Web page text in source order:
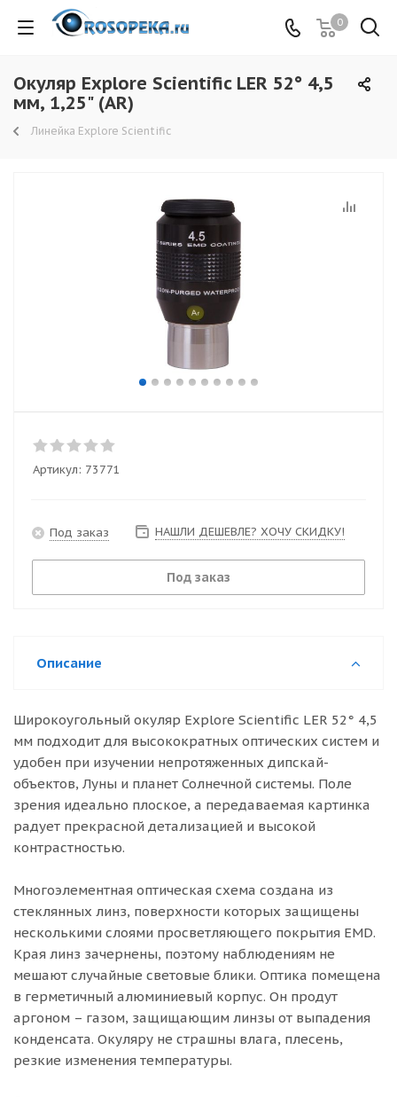
0
Окуляр Explore Scientific LER 52° 4,5
мм, 1,25" (AR)
Линейка Explore Scientific
Артикул: 73771
Под заказ НАШЛИ ДЕШЕВЛЕ? ХОЧУ СКИДКУ!
Под заказ
Описание
Широкоугольный окуляр Explore Scientific LER 52° 4,5
мм подходит для высокократных оптических систем и
удобен при изучении непротяженных дипскай-
объектов, Луны и планет Солнечной системы. Поле
зрения идеально плоское, а передаваемая картинка
радует прекрасной детализацией и высокой
контрастностью.
Многоэлементная оптическая схема создана из
стеклянных линз, поверхности которых защищены
несколькими слоями просветляющего покрытия EMD.
Края линз зачернены, поэтому наблюдениям не
мешают случайные световые блики. Оптика помещена
в герметичный алюминиевый корпус. Он продут
аргоном – газом, защищающим линзы от выпадения
конденсата. Окуляру не страшны влага, плесень,
резкие изменения температуры.